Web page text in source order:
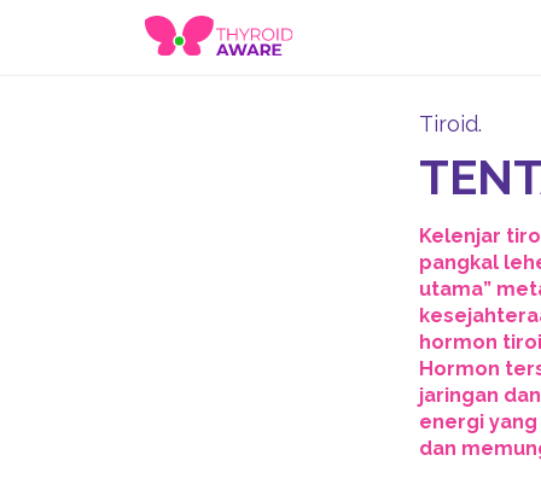
Tiroid.
Kelenjar
pangkal
utama”
hormon
Hormon
jaringan
energi
dan